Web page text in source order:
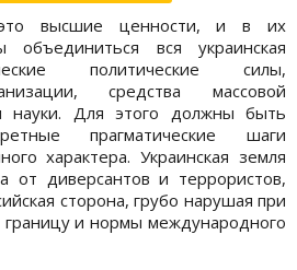
высшие ценности, и в их
объединиться вся украинская
политические силы,
средства массовой
науки. Для этого должны быть
прагматические шаги
характера. Украинская земля
диверсантов и террористов,
сторона, грубо нарушая при
границу и нормы международного